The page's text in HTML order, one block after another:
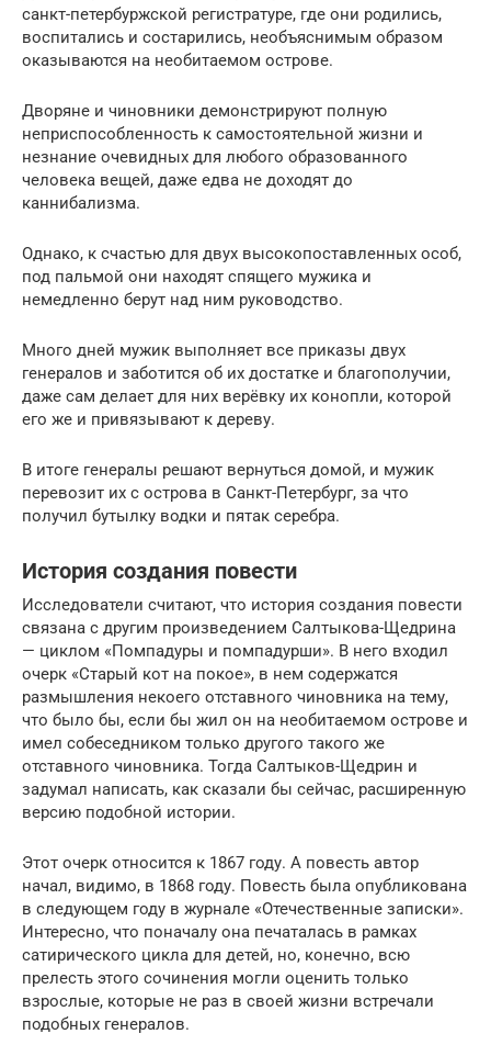
санкт-петербуржской регистратуре, где они родились,
воспитались и состарились, необъяснимым образом
оказываются на необитаемом острове.
Дворяне и чиновники демонстрируют полную
неприспособленность к самостоятельной жизни и
незнание очевидных для любого образованного
человека вещей, даже едва не доходят до
каннибализма.
Однако, к счастью для двух высокопоставленных особ,
под пальмой они находят спящего мужика и
немедленно берут над ним руководство.
Много дней мужик выполняет все приказы двух
генералов и заботится об их достатке и благополучии,
даже сам делает для них верёвку их конопли, которой
его же и привязывают к дереву.
В итоге генералы решают вернуться домой, и мужик
перевозит их с острова в Санкт-Петербург, за что
получил бутылку водки и пятак серебра.
История создания повести
Исследователи считают, что история создания повести
связана с другим произведением Салтыкова-Щедрина
— циклом «Помпадуры и помпадурши». В него входил
очерк «Старый кот на покое», в нем содержатся
размышления некоего отставного чиновника на тему,
что было бы, если бы жил он на необитаемом острове и
имел собеседником только другого такого же
отставного чиновника. Тогда Салтыков-Щедрин и
задумал написать, как сказали бы сейчас, расширенную
версию подобной истории.
Этот очерк относится к 1867 году. А повесть автор
начал, видимо, в 1868 году. Повесть была опубликована
в следующем году в журнале «Отечественные записки».
Интересно, что поначалу она печаталась в рамках
сатирического цикла для детей, но, конечно, всю
прелесть этого сочинения могли оценить только
взрослые, которые не раз в своей жизни встречали
подобных генералов.